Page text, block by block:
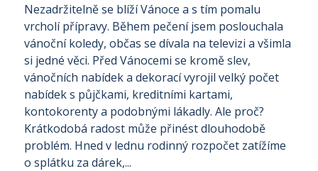
Nezadržitelně se blíží Vánoce a s tím pomalu
vrcholí přípravy. Během pečení jsem poslouchala
vánoční koledy, občas se dívala na televizi a všimla
si jedné věci. Před Vánocemi se kromě slev,
vánočních nabídek a dekorací vyrojil velký počet
nabídek s půjčkami, kreditními kartami,
kontokorenty a podobnými lákadly. Ale proč?
Krátkodobá radost může přinést dlouhodobě
problém. Hned v lednu rodinný rozpočet zatížíme
o splátku za dárek,...